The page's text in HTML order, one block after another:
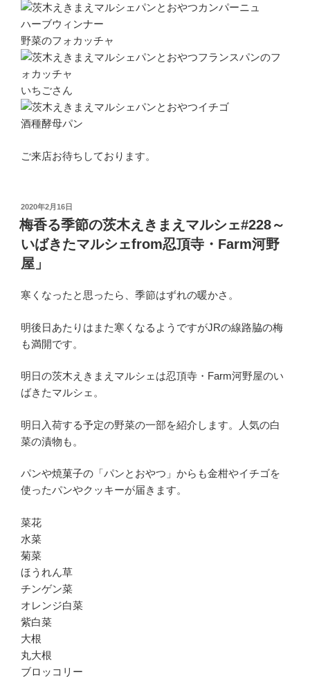
ハーブウィンナー
野菜のフォカッチャ
いちごさん
酒種酵母パン
ご来店お待ちしております。
投
稿
日:
2020年2月16日
梅香る季節の茨木えきまえマルシェ#228～
いばきたマルシェfrom忍頂寺・Farm河野
屋」
寒くなったと思ったら、季節はずれの暖かさ。
明後日あたりはまた寒くなるようですがJRの線路脇の梅
も満開です。
明日の茨木えきまえマルシェは忍頂寺・Farm河野屋のい
ばきたマルシェ。
明日入荷する予定の野菜の一部を紹介します。人気の白
菜の漬物も。
パンや焼菓子の「パンとおやつ」からも金柑やイチゴを
使ったパンやクッキーが届きます。
菜花
水菜
菊菜
ほうれん草
チンゲン菜
オレンジ白菜
紫白菜
大根
丸大根
ブロッコリー